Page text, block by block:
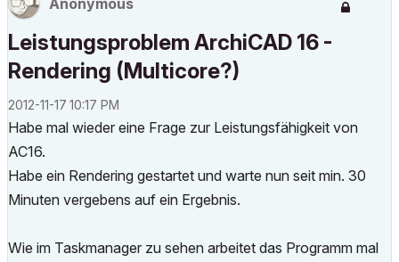
Anonymous
Leistungsproblem ArchiCAD 16 -
Rendering (Multicore?)
‎2012-11-17 10:17 PM
Habe mal wieder eine Frage zur Leistungsfähigkeit von
AC16.
Habe ein Rendering gestartet und warte nun seit min. 30
Minuten vergebens auf ein Ergebnis.
Wie im Taskmanager zu sehen arbeitet das Programm mal